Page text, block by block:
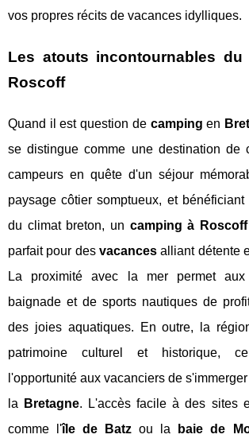
vos propres récits de vacances idylliques.
Les atouts incontournables du
Roscoff
Quand il est question de camping en
se distingue comme une destination de
campeurs en quête d'un séjour
paysage côtier somptueux, et
du climat breton, un camping à Roscoff
parfait pour desvacances alliant détente
La proximité avec la mer permet aux
baignade et de sports nautiques de
des joies aquatiques. En outre, la
patrimoine culturel et historique,
l'opportunité aux vacanciers de
la
Bretagne. L'accès facile à des sites
comme l'île de Batz ou la baie de